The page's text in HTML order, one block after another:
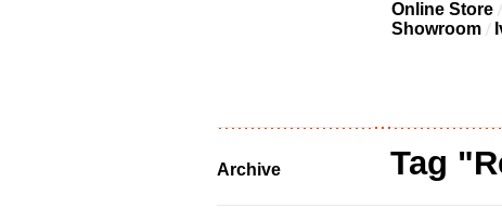
Online Store
Showroom
Archive Tag